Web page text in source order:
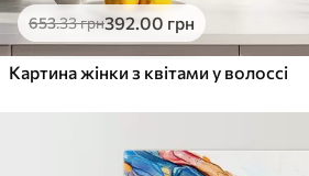
653.33грн392.00 грн
Картина жінки з квітами у волоссі